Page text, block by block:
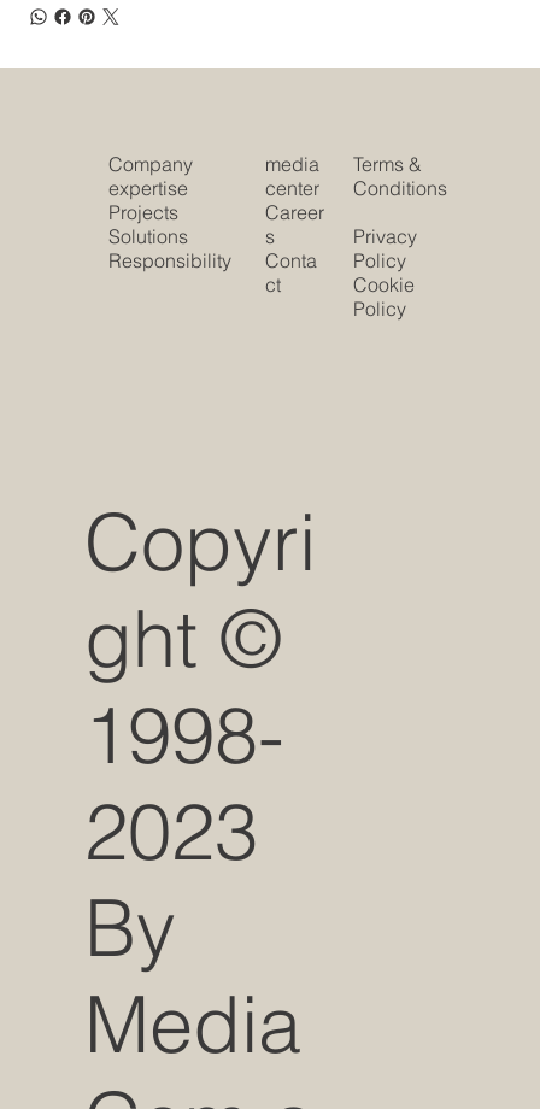
Copyri
ght ©
1998-
2023
By
Media
Company
expertise
Projects
Solutions
Responsibility
media
center
Career
s
Conta
ct
Terms &
Conditions
Privacy
Policy
Cookie
Policy